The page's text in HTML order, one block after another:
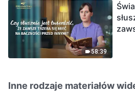
58:39
Inne rodzaje materiałów